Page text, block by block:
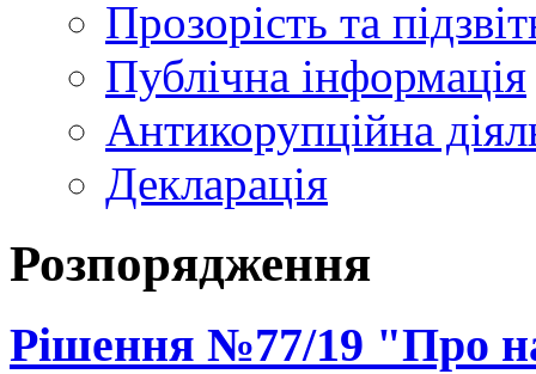
Прозорість та
Публічна інформація
Антикорупційна
Декларація
Розпорядження
Рішення №77/19 "Про